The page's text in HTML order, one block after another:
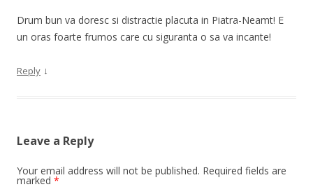
Drum bun va doresc si distractie placuta in Piatra-Neamt! E
un oras foarte frumos care cu siguranta o sa va incante!
Reply ↓
Leave a Reply
Your email address will not be published. Required fields are
marked *